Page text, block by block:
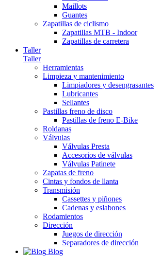
Maillots
Guantes
Zapatillas de ciclismo
Zapatillas MTB - Indoor
Zapatillas de carretera
Taller
Taller
Herramientas
Limpieza y mantenimiento
Limpiadores y desengrasantes
Lubricantes
Sellantes
Pastillas freno de disco
Pastillas de freno E-Bike
Roldanas
Válvulas
Válvulas Presta
Accesorios de válvulas
Válvulas Patinete
Zapatas de freno
Cintas y fondos de llanta
Transmisión
Cassettes y piñones
Cadenas y eslabones
Rodamientos
Dirección
Juegos de dirección
Separadores de dirección
Blog